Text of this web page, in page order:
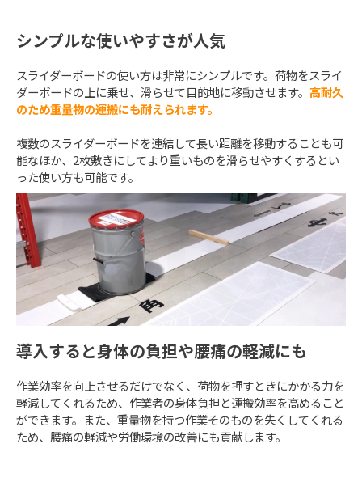
シンプルな使いやすさが人気
スライダーボードの使い方は非常にシンプルです。荷物をスライ
ダーボードの上に乗せ、滑らせて目的地に移動させます。 高耐久
のため重量物の運搬にも耐えられます。
複数のスライダーボードを連結して長い距離を移動することも可
能なほか、2枚敷きにしてより重いものを滑らせやすくするとい
った使い方も可能です。
導入すると身体の負担や腰痛の軽減にも
作業効率を向上させるだけでなく、荷物を押すときにかかる力を
軽減してくれるため、作業者の身体負担と運搬効率を高めること
ができます。また、重量物を持つ作業そのものを失くしてくれる
ため、腰痛の軽減や労働環境の改善にも貢献します。